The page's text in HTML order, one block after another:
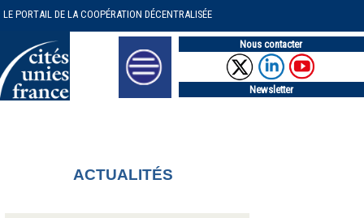
LE PORTAIL DE LA COOPÉRATION DÉCENTRALISÉE
Nous contacter
Newsletter
ACTUALITÉS